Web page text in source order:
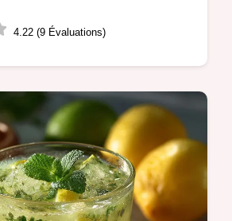
4.22 (9 Évaluations)
recette facile pour des
dérable incroyablement
pour un goûter réconfortant
secs